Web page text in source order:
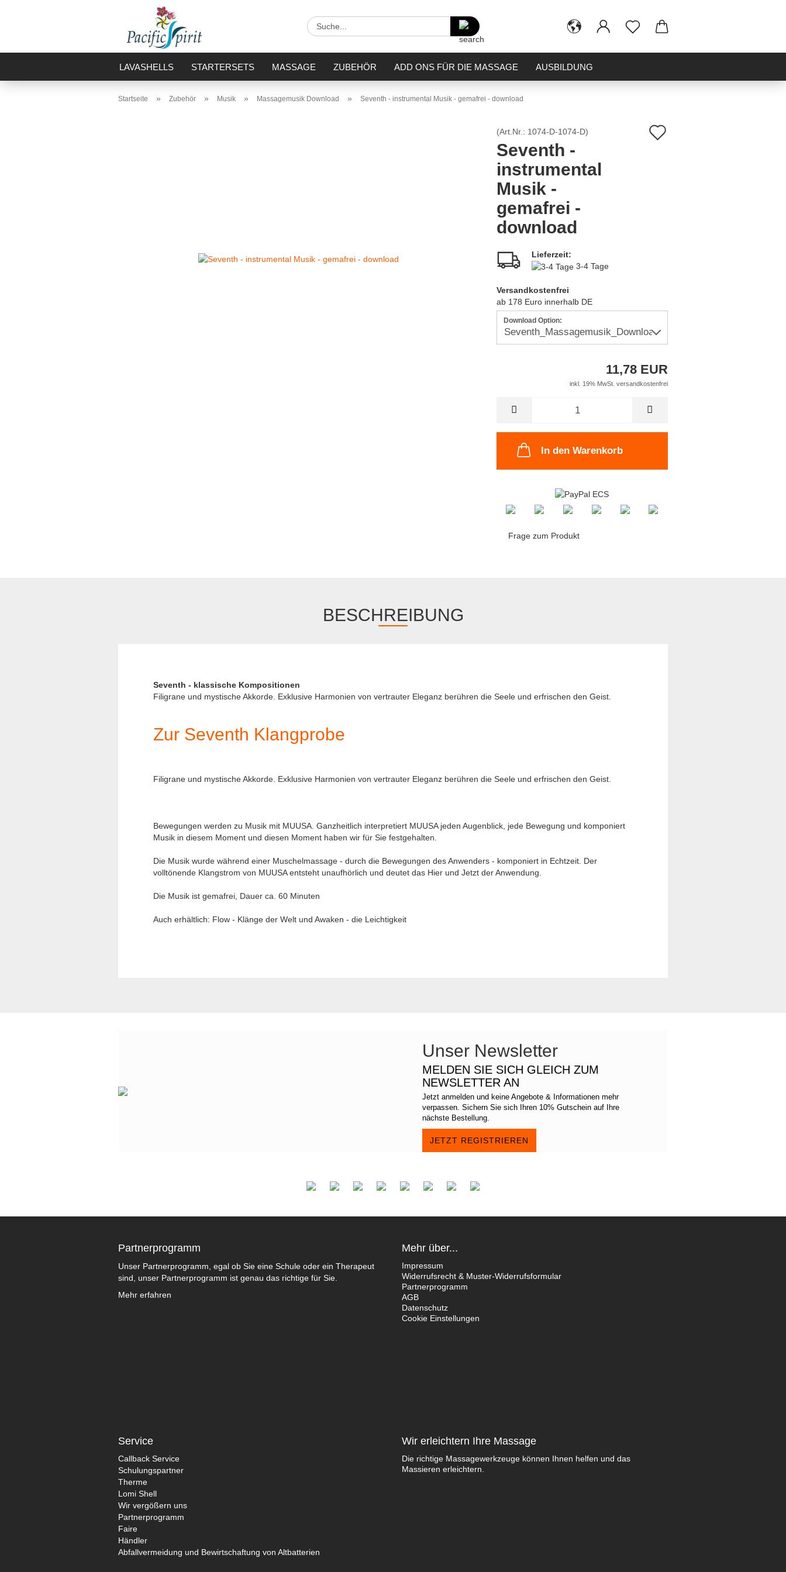
Suche...
LAVASHELLS STARTERSETS MASSAGE ZUBEHÖR ADD ONS FÜR DIE MASSAGE AUSBILDUNG
Startseite » Zubehör » Musik » Massagemusik Download » Seventh - instrumental Musik - gemafrei - download
(Art.Nr.: 1074-D-1074-D)
Seventh -
instrumental
Musik -
gemafrei -
download
Lieferzeit:
3-4 Tage
Versandkostenfrei
ab 178 Euro innerhalb DE
Download Option:
11,78 EUR
inkl. 19% MwSt. versandkostenfrei
In den Warenkorb
Frage zum Produkt
BESCHREIBUNG
Seventh - klassische Kompositionen
Filigrane und mystische Akkorde. Exklusive Harmonien von vertrauter Eleganz berühren die Seele und erfrischen den Geist.
Zur Seventh Klangprobe
Filigrane und mystische Akkorde. Exklusive Harmonien von vertrauter Eleganz berühren die Seele und erfrischen den Geist.
Bewegungen werden zu Musik mit MUUSA. Ganzheitlich interpretiert MUUSA jeden Augenblick, jede Bewegung und komponiert
Musik in diesem Moment und diesen Moment haben wir für Sie festgehalten.
Die Musik wurde während einer Muschelmassage - durch die Bewegungen des Anwenders - komponiert in Echtzeit. Der
volltönende Klangstrom von MUUSA entsteht unaufhörlich und deutet das Hier und Jetzt der Anwendung.
Die Musik ist gemafrei, Dauer ca. 60 Minuten
Auch erhältlich: Flow - Klänge der Welt und Awaken - die Leichtigkeit
Unser Newsletter
MELDEN SIE SICH GLEICH ZUM
NEWSLETTER AN
Jetzt anmelden und keine Angebote & Informationen mehr
verpassen. Sichern Sie sich Ihren 10% Gutschein auf Ihre
nächste Bestellung.
JETZT REGISTRIEREN
Partnerprogramm
Unser Partnerprogramm, egal ob Sie eine Schule oder ein Therapeut
sind, unser Partnerprogramm ist genau das richtige für Sie.
Mehr erfahren
Mehr über...
Impressum
Widerrufsrecht & Muster-Widerrufsformular
Partnerprogramm
AGB
Datenschutz
Cookie Einstellungen
Service
Callback Service
Schulungspartner
Therme
Lomi Shell
Wir vergößern uns
Partnerprogramm
Faire
Händler
Abfallvermeidung und Bewirtschaftung von Altbatterien
Wir erleichtern Ihre Massage
Die richtige Massagewerkzeuge können Ihnen helfen und das
Massieren erleichtern.